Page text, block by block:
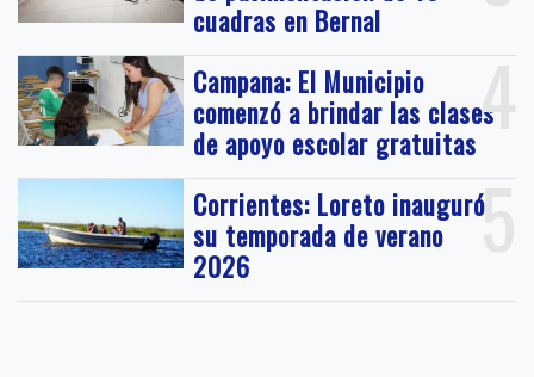
cuadras en Bernal
4
Campana: El Municipio
comenzó a brindar las clases
de apoyo escolar gratuitas
5
Corrientes: Loreto inauguró
su temporada de verano
2026